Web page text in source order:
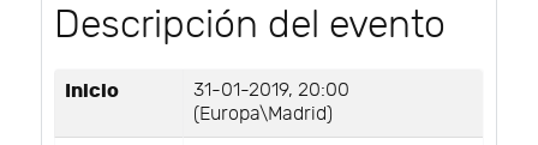
Descripción del evento
Inicio
31-01-2019, 20:00
(Europa\Madrid)